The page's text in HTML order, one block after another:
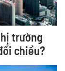
trường
chiều?